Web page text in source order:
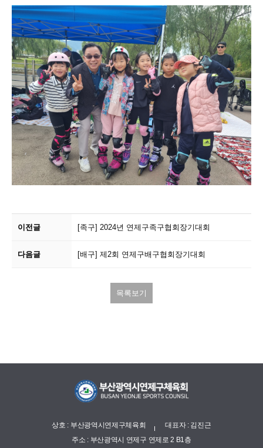
이전글 [족구] 2024년 연제구족구협회장기대회
다음글 [배구] 제2회 연제구배구협회장기대회
목록보기
상호 : 부산광역시연제구체육회
대표자 : 김진근
주소 : 부산광역시 연제구 연제로 2 B1층